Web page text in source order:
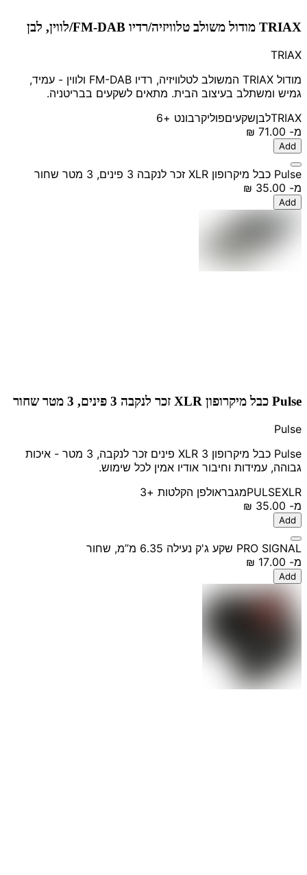
TRIAX מודול משולב טלוויזיה/רדיו FM-DAB/לווין, לבן
TRIAX
מודול TRIAX המשולב לטלוויזיה, רדיו FM-DAB ולווין - עמיד,
גמיש ומשתלב בעיצוב הבית. מתאים לשקעים בבריטניה.
TRIAXלבןשקעיםפוליקרבונט +6
מ-
Add
Pulse כבל מיקרופון XLR זכר לנקבה 3 פינים, 3 מטר שחור
מ-
Add
Pulse כבל מיקרופון XLR זכר לנקבה 3 פינים, 3 מטר שחור
Pulse
Pulse כבל מיקרופון XLR 3 פינים זכר לנקבה, 3 מטר - איכות
גבוהה, עמידות וחיבור אודיו אמין לכל שימוש.
PULSEXLR מגבראולפן הקלטות +3
מ-
Add
PRO SIGNAL שקע ג'ק נעילה 6.35 מ”מ, שחור
מ-
Add